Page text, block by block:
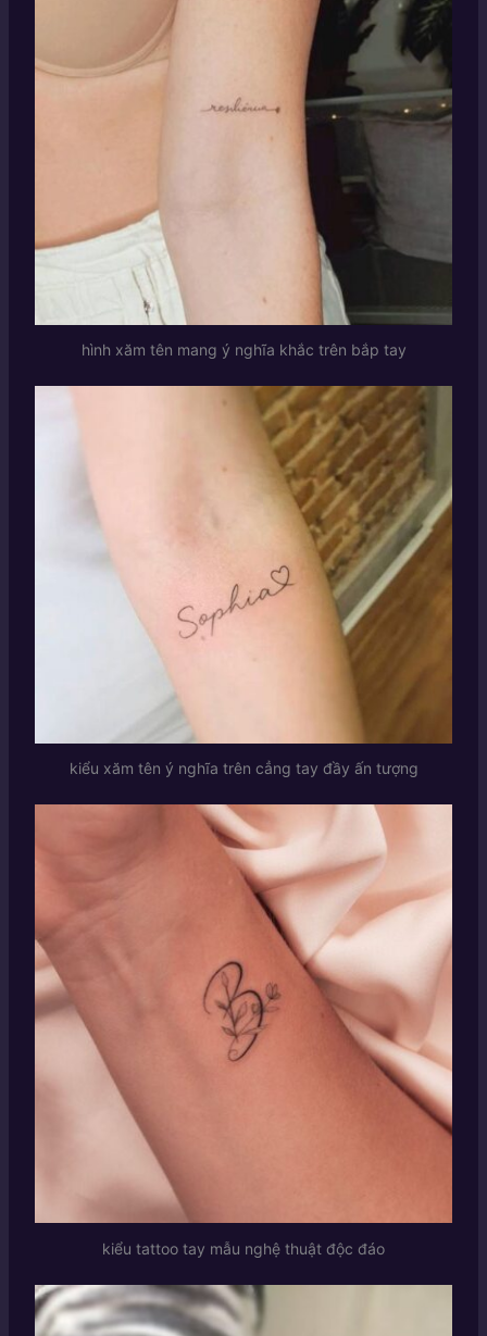
hình xăm tên mang ý nghĩa khắc trên bắp tay
kiểu xăm tên ý nghĩa trên cẳng tay đầy ấn tượng
kiểu tattoo tay mẫu nghệ thuật độc đáo